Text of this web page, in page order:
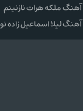
آهنگ ملکه هرات نازنینم
آهنگ لیلا اسماعیل زاده